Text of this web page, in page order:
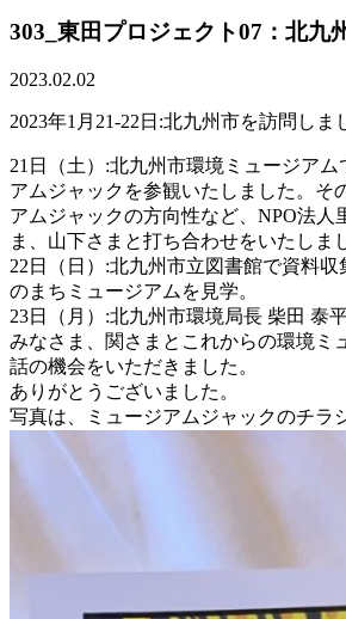
303_東田プロジェクト07：北九
2023.02.02
2023年1月21-22日:北九州市を訪問しま
21日（土）:北九州市環境ミュージア
アムジャックを参観いたしました。そ
アムジャックの方向性など、NPO法人
ま、山下さまと打ち合わせをいたしま
22日（日）:北九州市立図書館で資料
のまちミュージアムを見学。
23日（月）:北九州市環境局長 柴田 泰
みなさま、関さまとこれからの環境ミ
話の機会をいただきました。
ありがとうございました。
写真は、ミュージアムジャックのチラ